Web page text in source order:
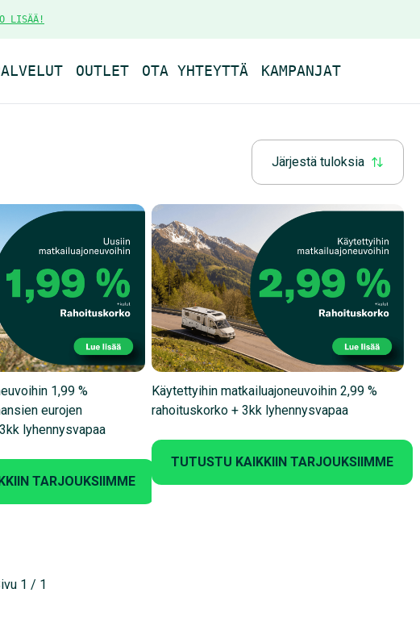
LISÄÄ!
OUTLET OTA YHTEYTTÄ KAMPANJAT
Järjestä tuloksia
1,99 %
eurojen
lyhennysvapaa
TARJOUKSIIMME
Käytettyihin matkailuajoneuvoihin 2,99 %
rahoituskorko + 3kk lyhennysvapaa
TUTUSTU KAIKKIIN TARJOUKSIIMME
1 / 1